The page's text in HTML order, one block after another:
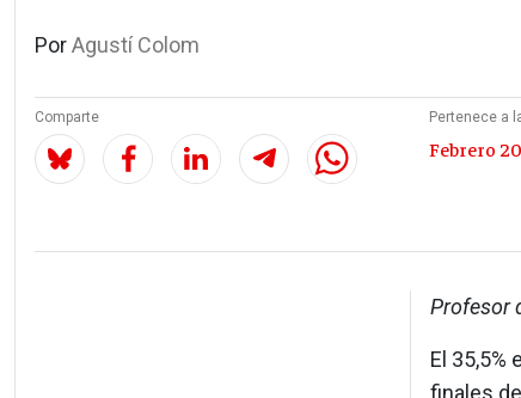
PorAgustí Colom
Comparte Pertenece a
Febrero
Profesor
El 35,5%
finales